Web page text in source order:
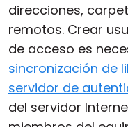
direcciones,
remotos. Crear
de acceso es
sincronización de
servidor de
del servidor